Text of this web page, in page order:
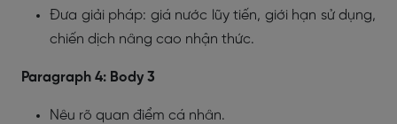
Đưa giải pháp: giá nước lũy tiến, giới hạn sử dụng,
chiến dịch nâng cao nhận thức.
Paragraph 4: Body 3
Nêu rõ quan điểm cá nhân.